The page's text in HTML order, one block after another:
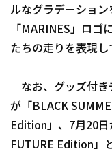
福岡ソフ
ルなグラデーショ
「MARINES」ロ
たちの走りを表現し
なお、グッズ付き
が「BLACK
Edition」、7月20
FUTURE Edition」